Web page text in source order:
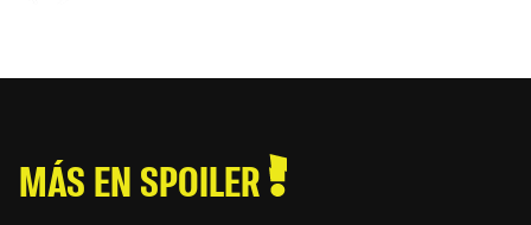
MÁS EN SPOILER